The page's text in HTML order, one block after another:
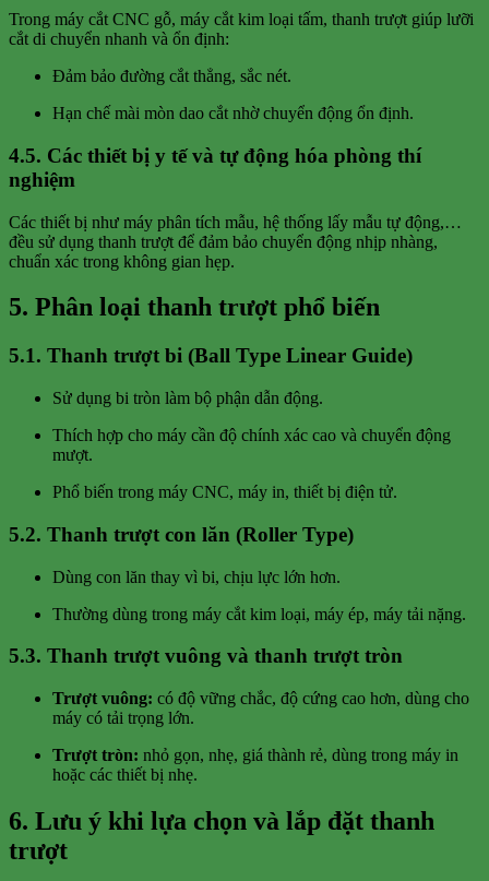
Trong máy cắt CNC gỗ, máy cắt kim loại tấm, thanh trượt giúp lưỡi
cắt di chuyển nhanh và ổn định:
Đảm bảo đường cắt thẳng, sắc nét.
Hạn chế mài mòn dao cắt nhờ chuyển động ổn định.
4.5. Các thiết bị y tế và tự động hóa phòng thí
nghiệm
Các thiết bị như máy phân tích mẫu, hệ thống lấy mẫu tự động,…
đều sử dụng thanh trượt để đảm bảo chuyển động nhịp nhàng,
chuẩn xác trong không gian hẹp.
5. Phân loại thanh trượt phổ biến
5.1. Thanh trượt bi (Ball Type Linear Guide)
Sử dụng bi tròn làm bộ phận dẫn động.
Thích hợp cho máy cần độ chính xác cao và chuyển động
mượt.
Phổ biến trong máy CNC, máy in, thiết bị điện tử.
5.2. Thanh trượt con lăn (Roller Type)
Dùng con lăn thay vì bi, chịu lực lớn hơn.
Thường dùng trong máy cắt kim loại, máy ép, máy tải nặng.
5.3. Thanh trượt vuông và thanh trượt tròn
Trượt vuông: có độ vững chắc, độ cứng cao hơn, dùng cho
máy có tải trọng lớn.
Trượt tròn: nhỏ gọn, nhẹ, giá thành rẻ, dùng trong máy in
hoặc các thiết bị nhẹ.
6. Lưu ý khi lựa chọn và lắp đặt thanh
trượt